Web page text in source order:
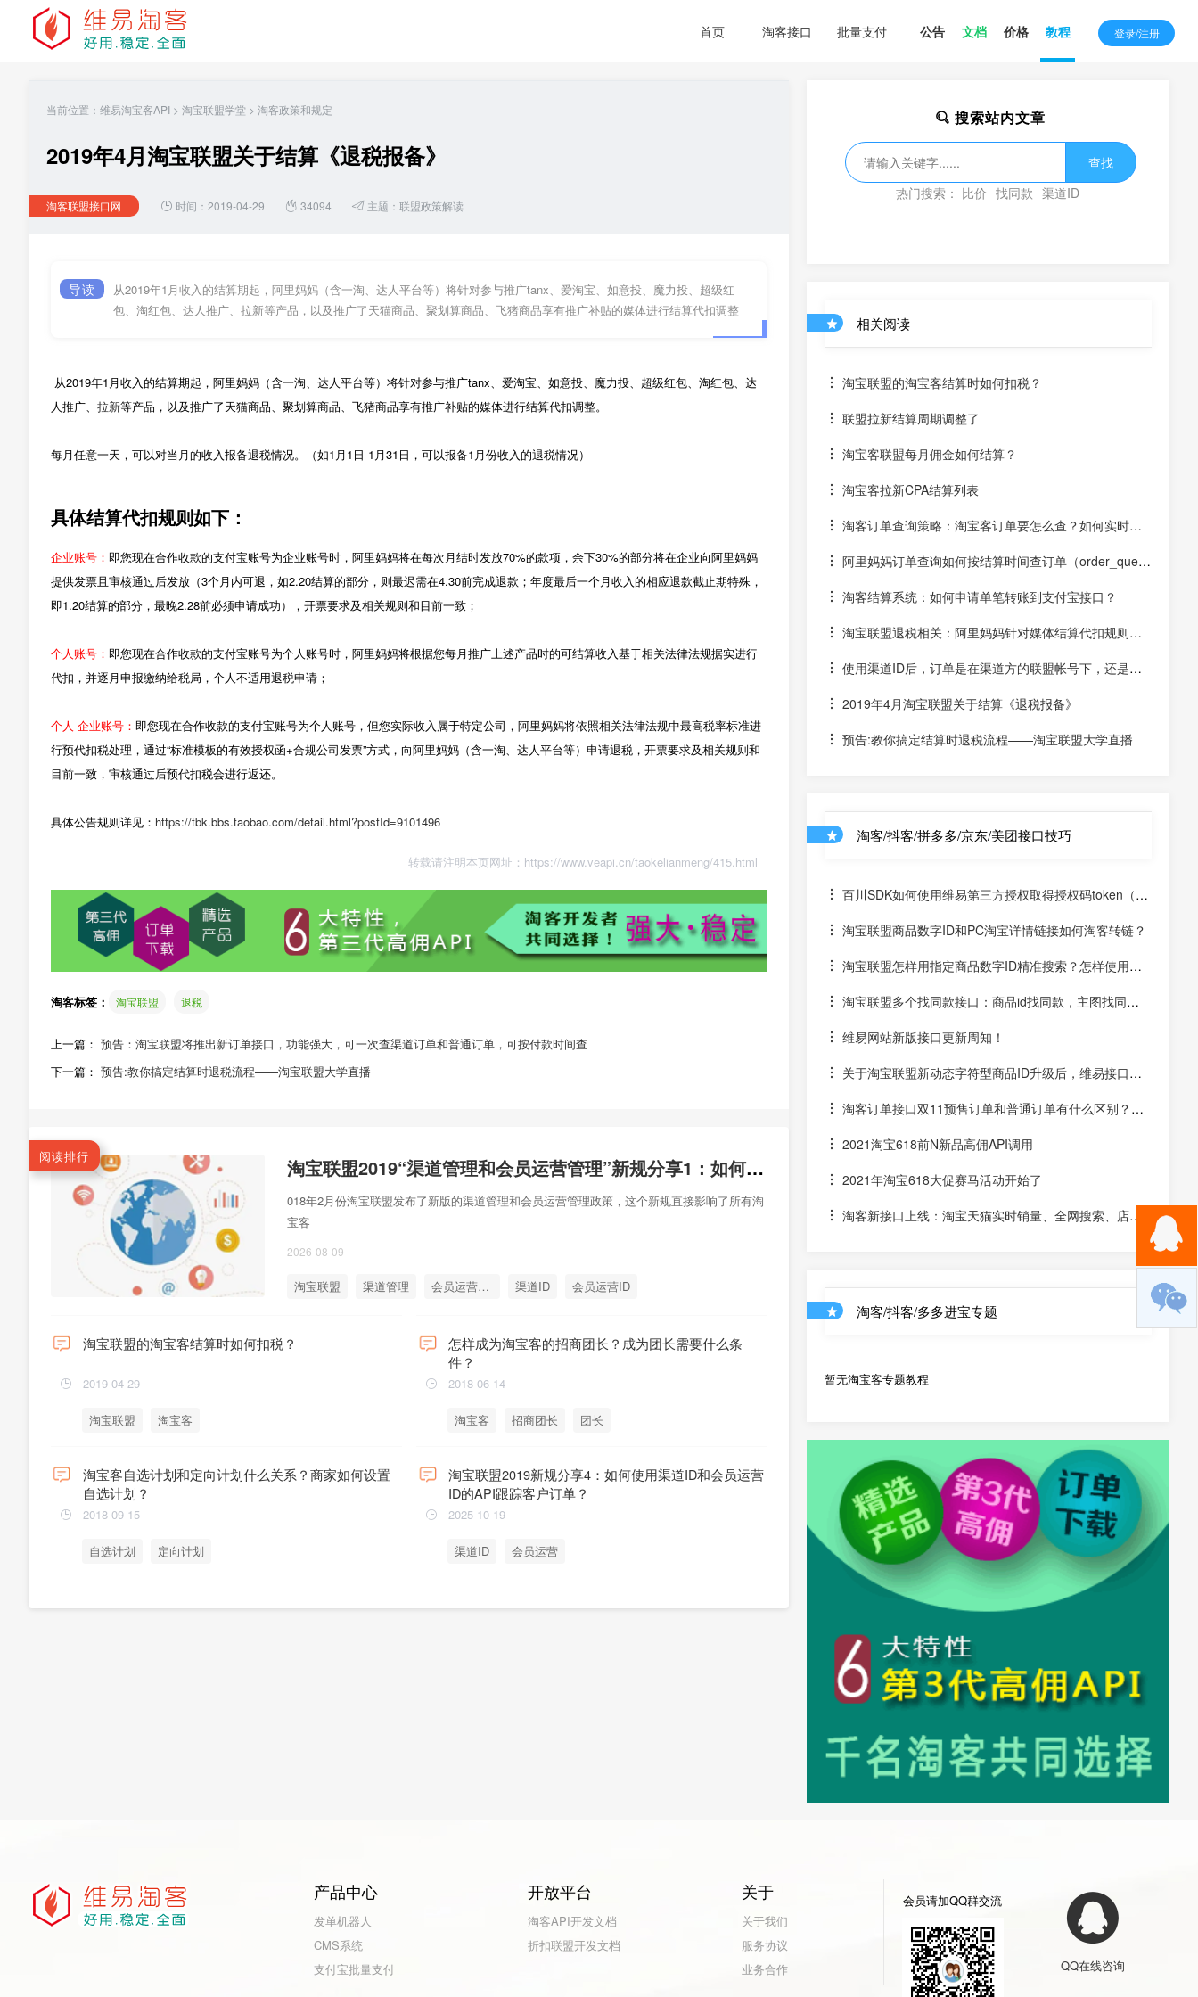
首页 淘客接口 批量支付 公告 文档 价格 教程 登录/注册
当前位置： 维易淘宝客API > 淘宝联盟学堂 > 淘客政策和规定
2019年4月淘宝联盟关于结算《退税报备》
淘客联盟接口网 时间：2019-04-29 34094 主题： 联盟政策解读
导读
从2019年1月收入的结算期起，阿里妈妈（含一淘、达人平台等）将针对参与推广tanx、爱淘宝、如意投、魔力投、超级红
包、淘红包、达人推广、拉新等产品，以及推广了天猫商品、聚划算商品、飞猪商品享有推广补贴的媒体进行结算代扣调整
从2019年1月收入的结算期起，阿里妈妈（含一淘、达人平台等）将针对参与推广tanx、爱淘宝、如意投、魔力投、超级红包、淘红包、达
人推广、 拉新等产品，以及推广了天猫商品、聚划算商品、飞猪商品享有推广补贴的媒体进行结算代扣调整。
每月任意一天，可以对当月的收入报备退税情况。（如1月1日-1月31日，可以报备1月份收入的退税情况）
具体结算代扣规则如下：
企业账号： 即您现在合作收款的支付宝账号为企业账号时，阿里妈妈将在每次月结时发放70%的款项，余下30%的部分将在企业向阿里妈妈
提供发票且审核通过后发放（3个月内可退，如2.20结算的部分，则最迟需在4.30前完成退款；年度最后一个月收入的相应退款截止期特殊，
即1.20结算的部分，最晚2.28前必须申请成功），开票要求及相关规则和目前一致；
个人账号： 即您现在合作收款的支付宝账号为个人账号时，阿里妈妈将根据您每月推广上述产品时的可结算收入基于相关法律法规据实进行
代扣，并逐月申报缴纳给税局，个人不适用退税申请；
个人-企业账号： 即您现在合作收款的支付宝账号为个人账号，但您实际收入属于特定公司，阿里妈妈将依照相关法律法规中最高税率标准进
行预代扣税处理，通过“标准模板的有效授权函+合规公司发票”方式，向阿里妈妈（含一淘、达人平台等）申请退税，开票要求及相关规则和
目前一致，审核通过后预代扣税会进行返还。
具体公告规则详见： https://tbk.bbs.taobao.com/detail.html?postId=9101496
转载请注明本页网址： https://www.veapi.cn/taokelianmeng/415.html
淘客标签： 淘宝联盟 退税
上一篇： 预告：淘宝联盟将推出新订单接口，功能强大，可一次查渠道订单和普通订单，可按付款时间查
下一篇： 预告:教你搞定结算时退税流程——淘宝联盟大学直播
阅读排行 淘宝联盟2019“渠道管理和会员运营管理”新规分享1：如何使用渠道ID和会员运营ID的API绑定客户
018年2月份淘宝联盟发布了新版的渠道管理和会员运营管理政策，这个新规直接影响了所有淘
宝客
2026-08-09
淘宝联盟 渠道管理 会员运营管理 渠道ID 会员运营ID
淘宝联盟的淘宝客结算时如何扣税？
2019-04-29
淘宝联盟 淘宝客
怎样成为淘宝客的招商团长？成为团长需要什么条
件？
2018-06-14
淘宝客 招商团长 团长
淘宝客自选计划和定向计划什么关系？商家如何设置
自选计划？
2018-09-15
自选计划 定向计划
淘宝联盟2019新规分享4：如何使用渠道ID和会员运营
ID的API跟踪客户订单？
2025-10-19
渠道ID 会员运营
搜索站内文章
查找
热门搜索： 比价 找同款 渠道ID
相关阅读
淘宝联盟的淘宝客结算时如何扣税？
联盟拉新结算周期调整了
淘宝客联盟每月佣金如何结算？
淘宝客拉新CPA结算列表
淘客订单查询策略：淘宝客订单要怎么查？如何实时跟
踪用户付款退款等订单状态变化？如何实时结算？
阿里妈妈订单查询如何按结算时间查订单（order_query
_type为settle_time）？
淘客结算系统：如何申请单笔转账到支付宝接口？
淘宝联盟退税相关：阿里妈妈针对媒体结算代扣规则的
调整公告
使用渠道ID后，订单是在渠道方的联盟帐号下，还是合
作方的联盟号下？佣金怎么结算？
2019年4月淘宝联盟关于结算《退税报备》
预告:教你搞定结算时退税流程——淘宝联盟大学直播
淘客/抖客/拼多多/京东/美团接口技巧
百川SDK如何使用维易第三方授权取得授权码token（un
iapp）
淘宝联盟商品数字ID和PC淘宝详情链接如何淘客转链？
淘宝联盟怎样用指定商品数字ID精准搜索？怎样使用数
字ID和场景ID2转链？
淘宝联盟多个找同款接口：商品id找同款，主图找同
款，SKU找同款
维易网站新版接口更新周知！
关于淘宝联盟新动态字符型商品ID升级后，维易接口跟
进情况和API调用说明
淘客订单接口双11预售订单和普通订单有什么区别？怎
么区分是淘客双11预售订单是否已付尾款？预售中支付了定
金的宝贝该如何计算佣金
2021淘宝618前N新品高佣API调用
2021年淘宝618大促赛马活动开始了
淘客新接口上线：淘宝天猫实时销量、全网搜索、店铺
淘客/抖客/多多进宝专题
暂无淘宝客专题教程
产品中心
发单机器人
CMS系统
支付宝批量支付
开放平台
淘客API开发文档
折扣联盟开发文档
关于
关于我们
服务协议
业务合作
会员请加QQ群交流
QQ在线咨询